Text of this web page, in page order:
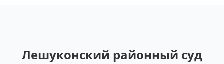
Лешуконский районный суд